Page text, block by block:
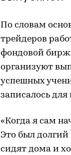
По словам
трейдеров
фондовой
организуют
успешных
записалось
«Когда я сам
Это был долгий
сидят дома и